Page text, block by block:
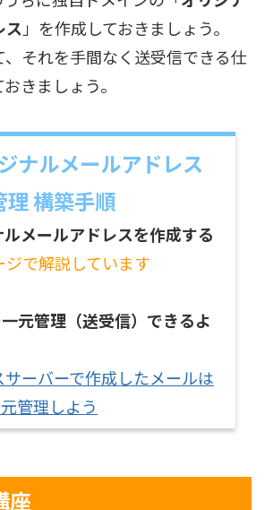
ス」を作成しておきましょう。
、それを手間なく送受信できる仕
きましょう。
ナルメールアドレス
理 構築手順
メールアドレスを作成する
ジで解説しています
元管理（送受信）できるよ
サーバーで作成したメールは
管理しよう
座